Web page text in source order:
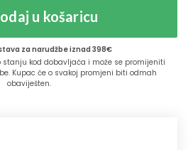
u košaricu
za narudžbe iznad 398€
stanju kod dobavljača i može se promijeniti
Kupac će o svakoj promjeni biti odmah
obaviješten.